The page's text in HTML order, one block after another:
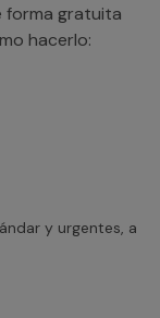
forma gratuita
hacerlo:
y urgentes, a